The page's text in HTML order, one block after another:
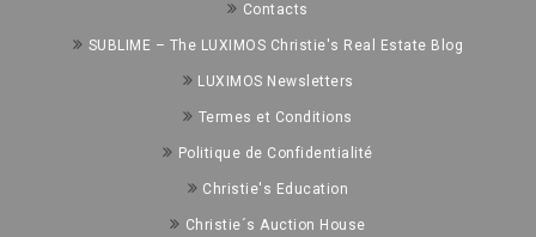
Contacts
SUBLIME – The LUXIMOS Christie's Real Estate Blog
LUXIMOS Newsletters
Termes et Conditions
Politique de Confidentialité
Christie's Education
Christie´s Auction House